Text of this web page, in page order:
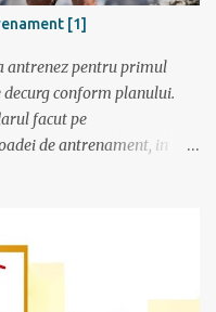
[1]
antrenez pentru primul
conform planului.
facut pe
de antrenament, in
ori), care sunt zilele
mi-a generat un calendar
spune cati km am de